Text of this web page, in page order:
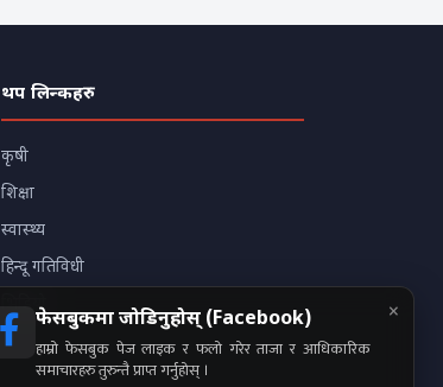
थप लिन्कहरु
कृषी
शिक्षा
स्वास्थ्य
हिन्दू गतिविधी
भिडियो
फेसबुकमा जोडिनुहोस् (Facebook)
हाम्रो फेसबुक पेज लाइक र फलो गरेर ताजा र आधिकारिक
समाचारहरु तुरुन्तै प्राप्त गर्नुहोस् ।
×